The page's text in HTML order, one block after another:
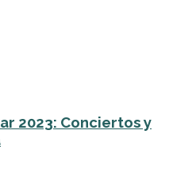
2023: Conciertos y